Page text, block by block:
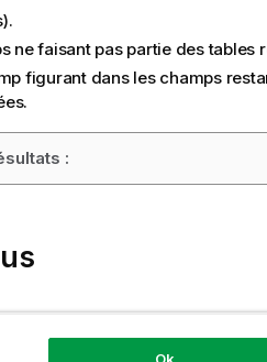
ne faisant pas partie des tables
figurant dans les champs
: